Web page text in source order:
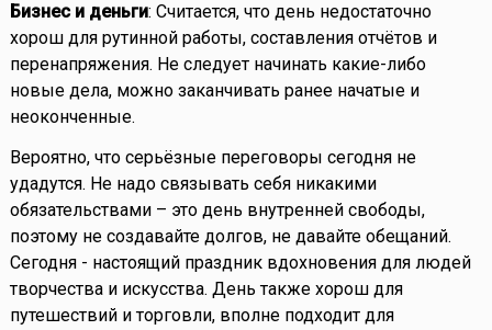
Бизнес и деньги: Считается, что день недостаточно
хорош для рутинной работы, составления отчётов и
перенапряжения. Не следует начинать какие-либо
новые дела, можно заканчивать ранее начатые и
неоконченные.
Вероятно, что серьёзные переговоры сегодня не
удадутся. Не надо связывать себя никакими
обязательствами – это день внутренней свободы,
поэтому не создавайте долгов, не давайте обещаний.
Сегодня - настоящий праздник вдохновения для людей
творчества и искусства. День также хорош для
путешествий и торговли, вполне подходит для